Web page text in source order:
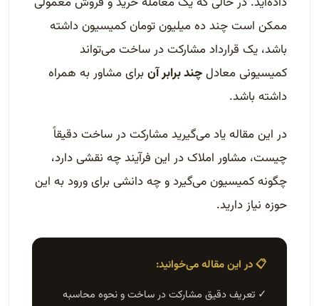
ممکن است چند ده میلیون تومان کمیسیون داشته
باشد، یک قرارداد مشارکت در ساخت می‌تواند
کمیسیونی معادلچند برابر آنبرای مشاور به همراه
داشته باشد.
در این مقاله یاد می‌گیرید مشارکت در ساخت دقیقاً
چیست، مشاور املاک در این فرآیند چه نقشی دارد،
چگونه کمیسیون می‌گیرد و چه دانشی برای ورود به این
حوزه نیاز دارید.
📋 در این مقاله می‌خوانید:
✓ تعریف دقیق مشارکت در ساخت و نحوه محاسبه